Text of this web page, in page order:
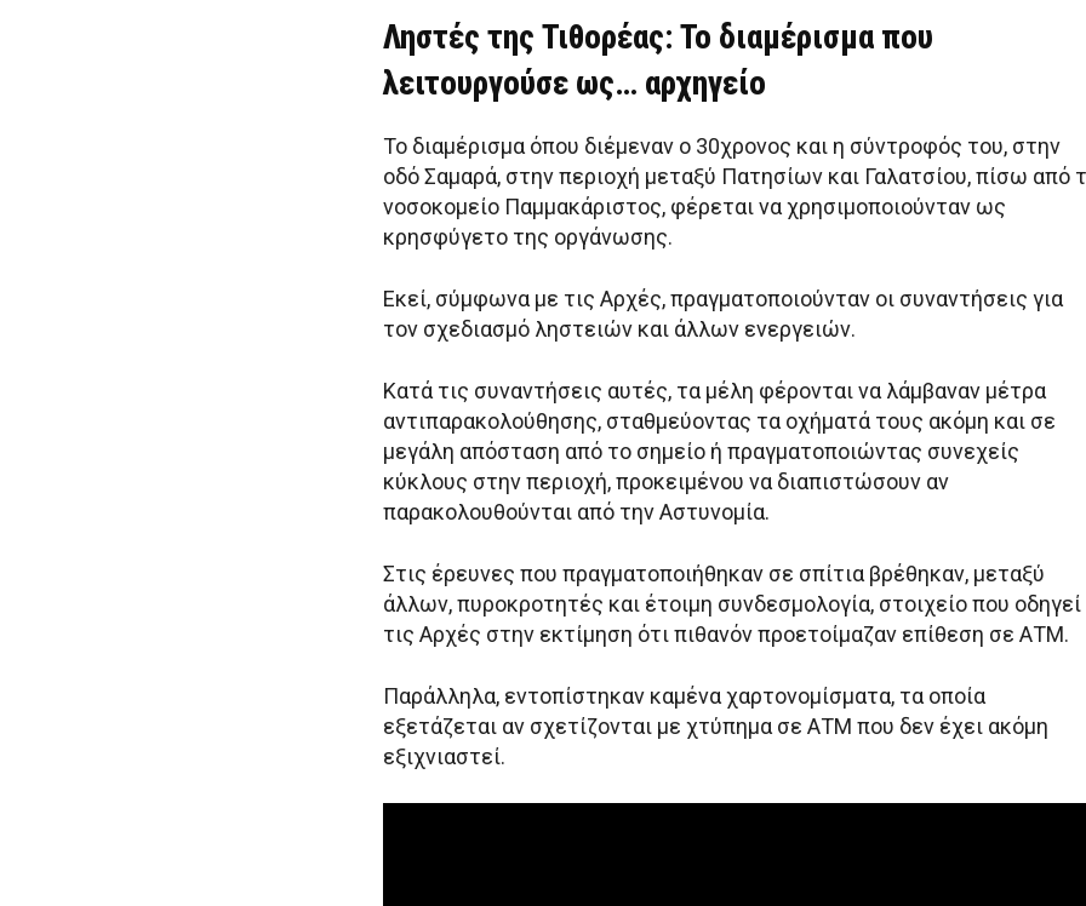
γ
ω
ή
ς
Β
ί
τ
ε
Ληστές της Τιθορέας: Το διαμέρισμα που
λειτουργούσε ως… αρχηγείο
Το διαμέρισμα όπου διέμεναν ο 30χρονος και η σύντροφός του, στην
οδό Σαμαρά, στην περιοχή μεταξύ Πατησίων και Γαλατσίου, πίσω από
νοσοκομείο Παμμακάριστος, φέρεται να χρησιμοποιούνταν ως
κρησφύγετο της οργάνωσης.
Εκεί, σύμφωνα με τις Αρχές, πραγματοποιούνταν οι συναντήσεις για
τον σχεδιασμό ληστειών και άλλων ενεργειών.
Κατά τις συναντήσεις αυτές, τα μέλη φέρονται να λάμβαναν μέτρα
αντιπαρακολούθησης, σταθμεύοντας τα οχήματά τους ακόμη και σε
μεγάλη απόσταση από το σημείο ή πραγματοποιώντας συνεχείς
κύκλους στην περιοχή, προκειμένου να διαπιστώσουν αν
παρακολουθούνται από την Αστυνομία.
Στις έρευνες που πραγματοποιήθηκαν σε σπίτια βρέθηκαν, μεταξύ
άλλων, πυροκροτητές και έτοιμη συνδεσμολογία, στοιχείο που οδηγεί
τις Αρχές στην εκτίμηση ότι πιθανόν προετοίμαζαν επίθεση σε ΑΤΜ.
Παράλληλα, εντοπίστηκαν καμένα χαρτονομίσματα, τα οποία
εξετάζεται αν σχετίζονται με χτύπημα σε ΑΤΜ που δεν έχει ακόμη
εξιχνιαστεί.